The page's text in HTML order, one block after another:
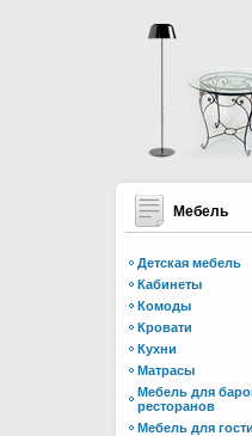
Мебель
Детская мебель
Кабинеты
Комоды
Кровати
Кухни
Матрасы
Мебель для
ресторанов
Мебель для